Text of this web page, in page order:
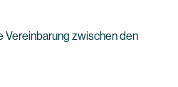
Vereinbarung zwischen den